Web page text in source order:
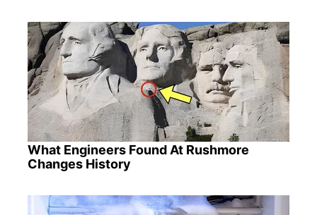
What Engineers Found At Rushmore
Changes History